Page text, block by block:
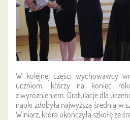
W kolejnej części wychowawcy
uczniom, którzy na koniec
z wyróżnieniem. Gratulacje dla
nauki zdobyła najwyższą średnią w
Winiarz, która ukończyła szkołę ze